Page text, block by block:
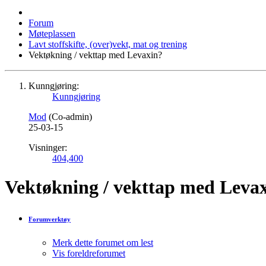
Forum
Møteplassen
Lavt stoffskifte, (over)vekt, mat og trening
Vektøkning / vekttap med Levaxin?
Kunngjøring:
Kunngjøring
Mod (Co-admin)
25-03-15
Visninger:
404,400
Vektøkning / vekttap med
Forumverktøy
Merk dette forumet om lest
Vis foreldreforumet